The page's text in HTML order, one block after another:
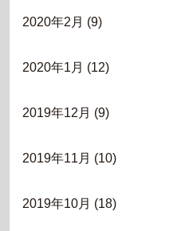
2020年2月 (9)
2020年1月 (12)
2019年12月 (9)
2019年11月 (10)
2019年10月 (18)